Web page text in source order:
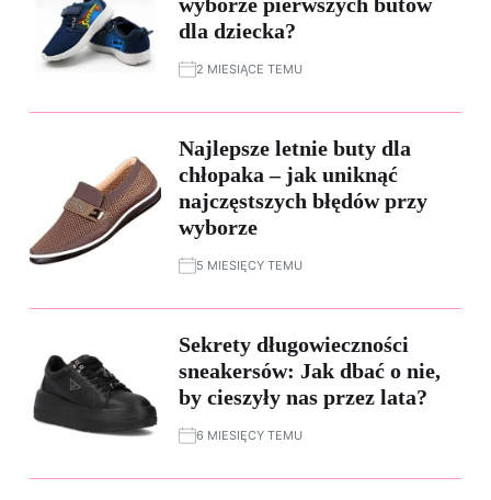
dla dziecka?
2 MIESIĄCE TEMU
Najlepsze letnie buty dla
chłopaka – jak uniknąć
najczęstszych błędów przy
wyborze
5 MIESIĘCY TEMU
Sekrety długowieczności
sneakersów: Jak dbać o nie,
by cieszyły nas przez lata?
6 MIESIĘCY TEMU